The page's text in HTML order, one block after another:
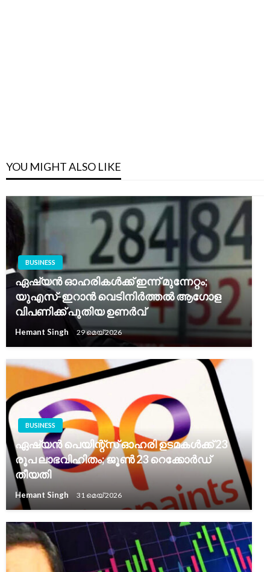
YOU MIGHT ALSO LIKE
BUSINESS
ഏഷ്യൻ ഓഹരികൾക്ക് ഇന്ന് മുന്നേറ്റം;
യുഎസ്-ഇറാൻ വെടിനിർത്തൽ ആഗോള
വിപണിക്ക് പുതിയ ഉണർവ്
Hemant Singh 29 മെയ്‌ 2026
BUSINESS
ഏഷ്യൻ പെയിന്റ്‌സ് ഓഹരി ഉടമകൾക്ക് 23
രൂപ ലാഭവിഹിതം; ജൂൺ 23 റെക്കോർഡ്
തീയതി
Hemant Singh 31 മെയ്‌ 2026